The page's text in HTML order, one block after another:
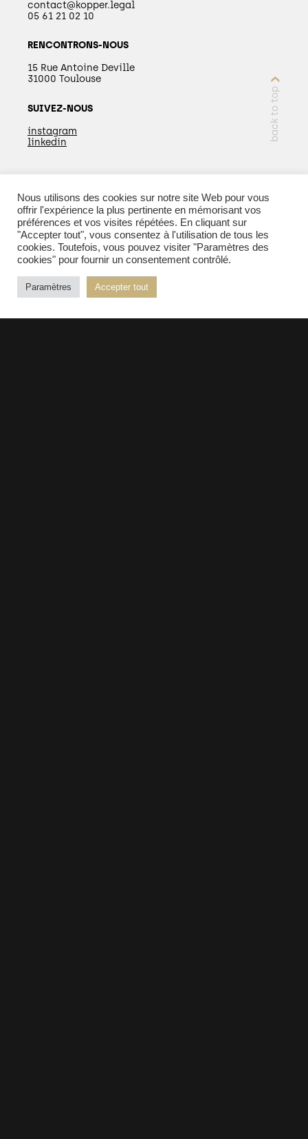
contact@kopper.legal
05 61 21 02 10
RENCONTRONS-NOUS
15 Rue Antoine Deville
31000 Toulouse
SUIVEZ-NOUS
instagram
linkedin
EN SAVOIR PLUS
© 2026 Kopper - Tous droits réservés |
légales| Réalisation :PURE
back to top
Nous utilisons des cookies sur notre site Web pour vous
offrir l'expérience la plus pertinente en mémorisant vos
préférences et vos visites répétées. En cliquant sur
"Accepter tout", vous consentez à l'utilisation de tous les
cookies. Toutefois, vous pouvez visiter "Paramètres des
cookies" pour fournir un consentement contrôlé.
Paramètres Accepter tout